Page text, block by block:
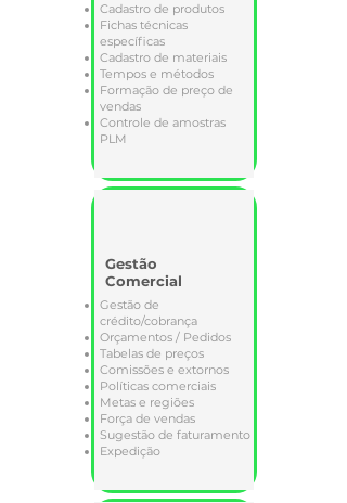
Cadastro de produtos
Fichas técnicas
específicas
Cadastro de materiais
Tempos e métodos
Formação de preço de
vendas
Controle de amostras
PLM
Gestão
Comercial
Gestão de
crédito/cobrança
Orçamentos / Pedidos
Tabelas de preços
Comissões e extornos
Políticas comerciais
Metas e regiões
Força de vendas
Sugestão de faturamento
Expedição